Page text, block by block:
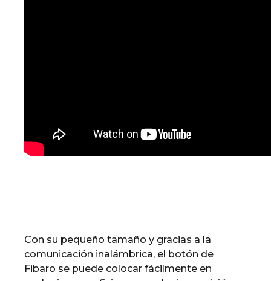
Con su pequeño tamaño y gracias a la
comunicación inalámbrica, el botón de
Fibaro se puede colocar fácilmente en